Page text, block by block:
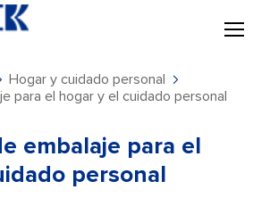
Hogar y cuidado personal
para el hogar y el cuidado personal
embalaje para el
personal